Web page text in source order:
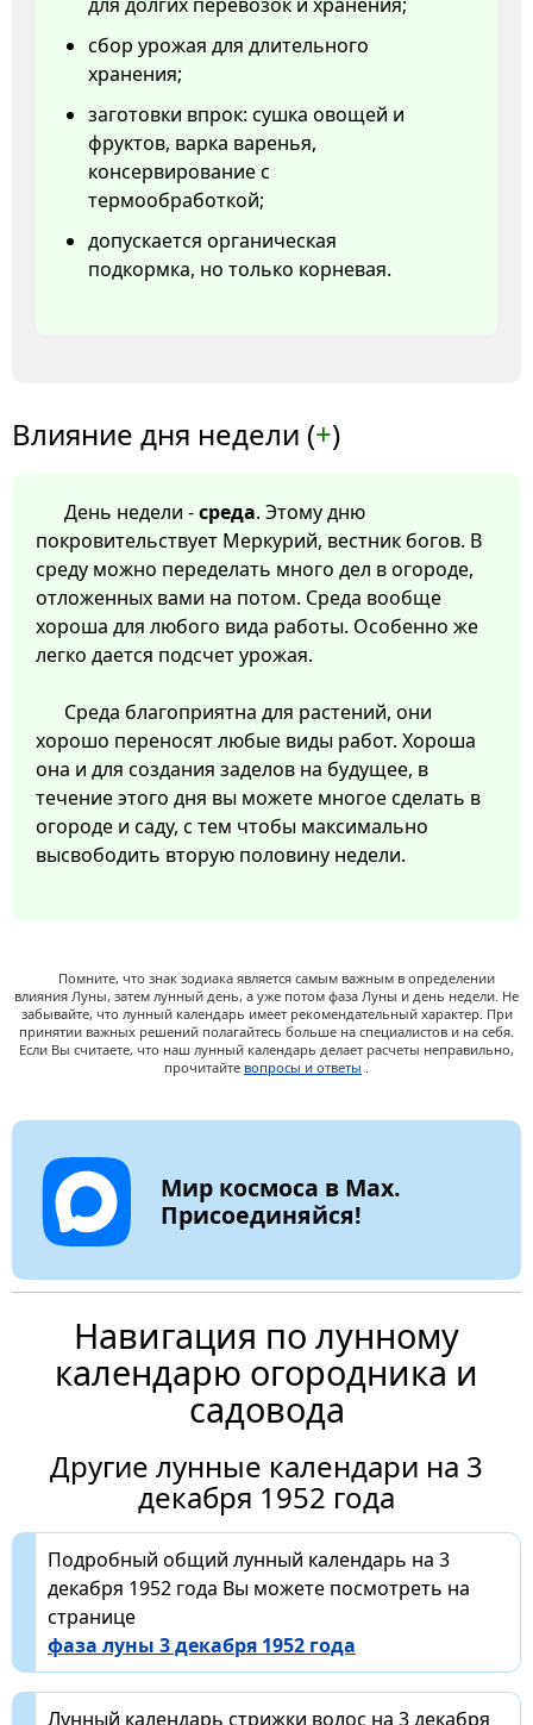
сбор урожая для длительного
хранения;
заготовки впрок: сушка овощей и
фруктов, варка варенья,
консервирование с
термообработкой;
допускается органическая
подкормка, но только корневая.
Влияние дня недели (+)
День недели -среда. Этому дню
покровительствует Меркурий, вестник богов. В
среду можно переделать много дел в огороде,
отложенных вами на потом. Среда вообще
хороша для любого вида работы. Особенно же
легко дается подсчет урожая.
Среда благоприятна для растений, они
хорошо переносят любые виды работ. Хороша
она и для создания заделов на будущее, в
течение этого дня вы можете многое сделать в
огороде и саду, с тем чтобы максимально
высвободить вторую половину недели.
Помните, что знак зодиака является самым важным в определении
влияния Луны, затем лунный день, а уже потом фаза Луны и день недели. Не
забывайте, что лунный календарь имеет рекомендательный характер. При
принятии важных решений полагайтесь больше на специалистов и на себя.
Если Вы считаете, что наш лунный календарь делает расчеты неправильно,
прочитайте вопросы и ответы .
Мир космоса в Max.
Присоединяйся!
Навигация по лунному
календарю огородника и
садовода
Другие лунные календари на 3
декабря 1952 года
Подробный общий лунный календарь на 3
декабря 1952 года Вы можете посмотреть на
странице
фаза луны 3 декабря 1952 года
Лунный календарь стрижки волос на 3 декабря